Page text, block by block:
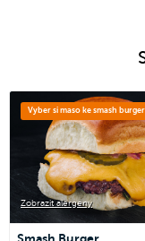
Vyber si maso ke smash
Zobrazit alergeny